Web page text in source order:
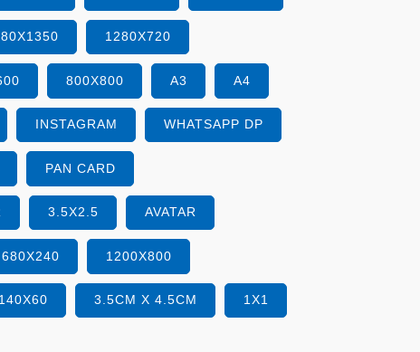
1280X720
800X800 A3 A4
INSTAGRAM WHATSAPP DP
PAN CARD
3.5X2.5 AVATAR
680X240 1200X800
140X60 3.5CM X 4.5CM 1X1